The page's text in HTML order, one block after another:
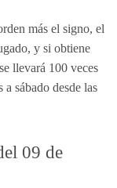
más el signo, el
y si obtiene
llevará 100 veces
sábado desde las
09 de